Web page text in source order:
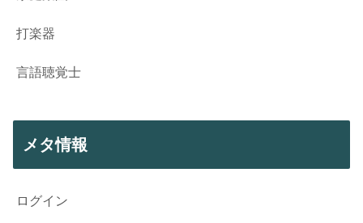
打楽器
言語聴覚士
メタ情報
ログイン